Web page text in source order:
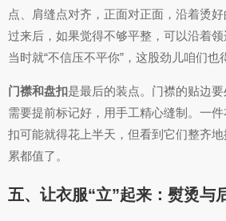
点、肩缝点对齐，正面对正面，沿着烫
过来后，如果觉得不够平整，可以沿着
当时就“不信压不平你”，这股劲儿咱们也
门襟和盘扣是最后的装点。门襟的贴边
需要提前标记好，用手工精心缝制。一
扣可能就得花上半天，但看到它们整齐
累都值了。
五、让衣服“立”起来：熨烫与